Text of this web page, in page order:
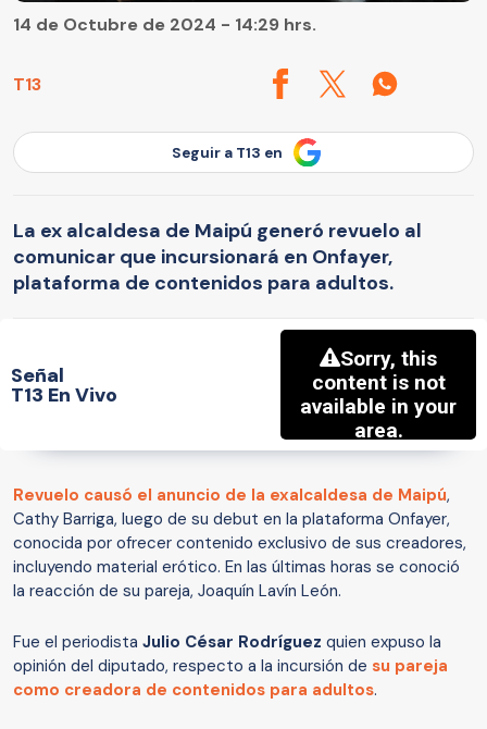
T13
14 de Octubre de 2024 - 14:29 hrs.
Seguir a T13 en
La ex alcaldesa de Maipú generó revuelo al
comunicar que incursionará en Onfayer,
plataforma de contenidos para adultos.
Señal
T13 En Vivo
Revuelo causó el anuncio de la exalcaldesa de Maipú,
Cathy Barriga, luego de su debut en la plataforma Onfayer,
conocida por ofrecer contenido exclusivo de sus creadores,
incluyendo material erótico. En las últimas horas se conoció
la reacción de su pareja, Joaquín Lavín León.
Fue el periodista Julio César Rodríguez quien expuso la
opinión del diputado, respecto a la incursión de su pareja
como creadora de contenidos para adultos.